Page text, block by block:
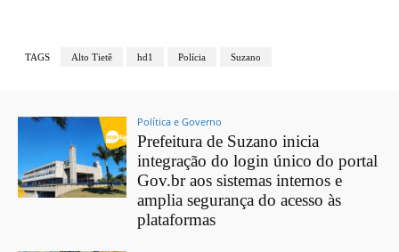
TAGS Alto Tietê hd1 Polícia Suzano
Política e Governo
Prefeitura de Suzano inicia
integração do login único do portal
Gov.br aos sistemas internos e
amplia segurança do acesso às
plataformas